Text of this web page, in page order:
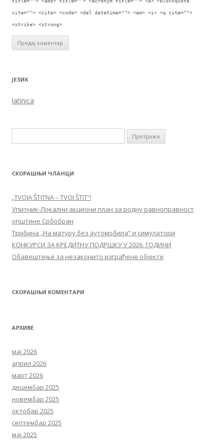
cite=""> <cite> <code> <del datetime=""> <em> <i> <q cite="">
<strike> <strong>
ЈЕЗИК
latinica
СКОРАШЊИ ЧЛАНЦИ
„TVOJA ŠTITNA – TVOJ ŠTIT“!
Упитник-Локални акциони план за родну равноправност
општине Србобран
Трибина „На матуру без аутомобила“ и симулатори
КОНКУРСИ ЗА КРЕДИТНУ ПОДРШКУ У 2026. ГОДИНИ
Обавештење за незаконито изграђене објекте
СКОРАШЊИ КОМЕНТАРИ
АРХИВЕ
мај 2026
април 2026
март 2026
децембар 2025
новембар 2025
октобар 2025
септембар 2025
мај 2025